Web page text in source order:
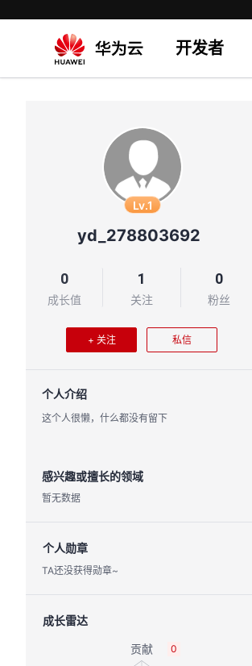
开发者
Lv.1
yd_278803692
0
成长值
1
关注
0
粉丝
+ 关注 私信
个人介绍
这个人很懒，什么都没有留下
感兴趣或擅长的领域
暂无数据
个人勋章
TA还没获得勋章~
成长雷达
0